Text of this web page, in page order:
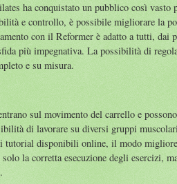
ha conquistato un pubblico così vasto
e controllo, è possibile migliorare la
con il Reformer è adatto a tutti, dai
più impegnativa. La possibilità di
e su misura.
sul movimento del carrello e
di lavorare su diversi gruppi
tutorial disponibili online, il modo
la corretta esecuzione degli esercizi,